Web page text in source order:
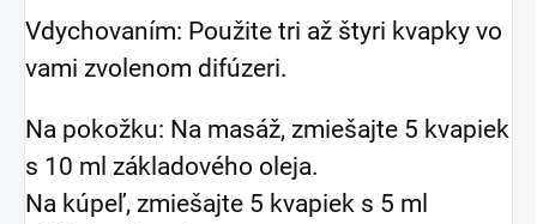
Vdychovaním: Použite tri až štyri kvapky vo
vami zvolenom difúzeri.
Na pokožku: Na masáž, zmiešajte 5 kvapiek
s 10 ml základového oleja.
Na kúpeľ, zmiešajte 5 kvapiek s 5 ml